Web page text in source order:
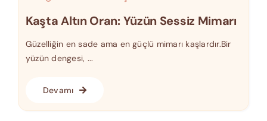
Kaşta Altın Oran: Yüzün Sessiz Mimarı
Güzelliğin en sade ama en güçlü mimarı kaşlardır.Bir
yüzün dengesi, ...
Devamı